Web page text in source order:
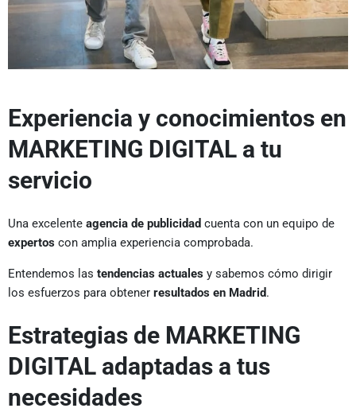
Experiencia y conocimientos en
MARKETING DIGITAL a tu
servicio
Una excelente agencia de publicidad cuenta con un equipo de
expertos con amplia experiencia comprobada.
Entendemos las tendencias actuales y sabemos cómo dirigir
los esfuerzos para obtener resultados en Madrid.
Estrategias de MARKETING
DIGITAL adaptadas a tus
necesidades